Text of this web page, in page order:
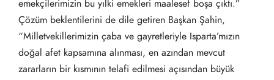
emekçilerimizin bu yılki emekleri maalesef boşa çıktı.”
Çözüm beklentilerini de dile getiren Başkan Şahin,
“Milletvekillerimizin çaba ve gayretleriyle Isparta’mızın
doğal afet kapsamına alınması, en azından mevcut
zararların bir kısmının telafi edilmesi açısından büyük